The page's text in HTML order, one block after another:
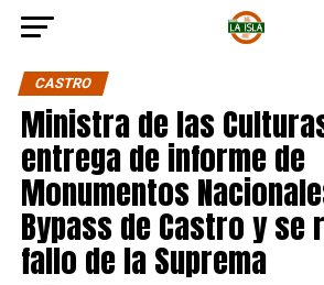
CASTRO
Ministra de las
entrega de informe de
Monumentos
Bypass de Castro y se
fallo de la Suprema